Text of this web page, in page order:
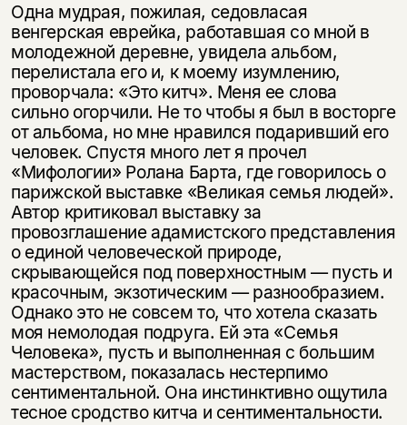
Одна мудрая, пожилая, седовласая
венгерская еврейка, работавшая со мной в
молодежной деревне, увидела альбом,
перелистала его и, к моему изумлению,
проворчала: «Это китч». Меня ее слова
сильно огорчили. Не то чтобы я был в восторге
от альбома, но мне нравился подаривший его
человек. Спустя много лет я прочел
«Мифологии» Ролана Барта, где говорилось о
парижской выставке «Великая семья людей».
Автор критиковал выставку за
провозглашение адамистского представления
о единой человеческой природе,
скрывающейся под поверхностным — пусть и
красочным, экзотическим — разнообразием.
Однако это не совсем то, что хотела сказать
моя немолодая подруга. Ей эта «Семья
Человека», пусть и выполненная с большим
мастерством, показалась нестерпимо
сентиментальной. Она инстинктивно ощутила
тесное сродство китча и сентиментальности.